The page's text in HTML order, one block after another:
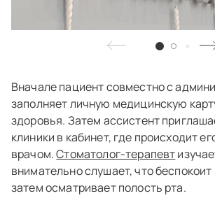
Вначале пациент совместно с
заполняет личную медицинскую
здоровья. Затем ассистент
клиники в кабинет, где происходит
врачом.Стоматолог-терапевт
внимательно слушает, что беспокоит
затем осматривает полость рта.